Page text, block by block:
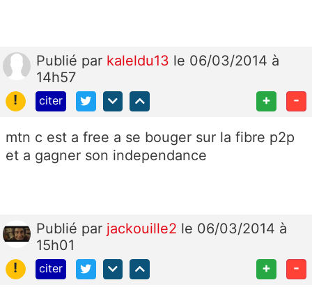
Publié par kaleldu13 le 06/03/2014 à
14h57
!
citer + -
mtn c est a free a se bouger sur la fibre p2p
et a gagner son independance
Publié par jackouille2 le 06/03/2014 à
15h01
!
citer + -